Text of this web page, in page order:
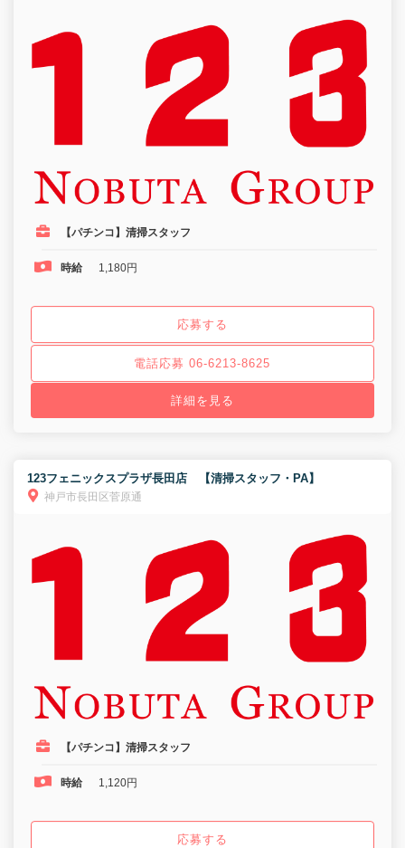
【パチンコ】清掃スタッフ
時給 1,180円
応募する
電話応募 06-6213-8625
詳細を見る
123フェニックスプラザ長田店 【清掃スタッフ・PA】
神戸市長田区菅原通
【パチンコ】清掃スタッフ
時給 1,120円
応募する